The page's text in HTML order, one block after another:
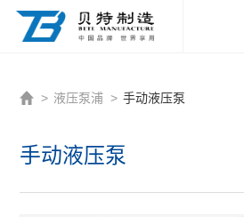
http://www.beitezhizao.com/index.php
> 液压泵浦 > 手动液压泵
手动液压泵